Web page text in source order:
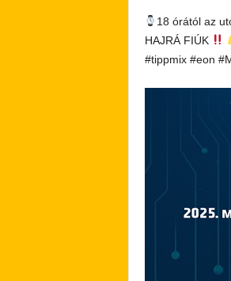
18 órától az
HAJRÁ FIÚK
#tippmix #eon